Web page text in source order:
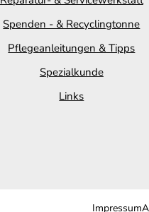
Spenden - & Recyclingtonne
Pflegeanleitungen & Tipps
Spezialkunde
Links
Impressum